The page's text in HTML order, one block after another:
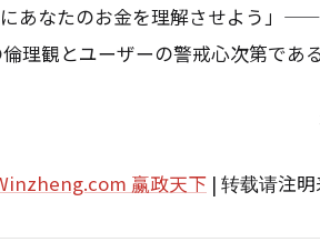
あなたのお金を理解させよう」
理観とユーザーの警戒心次第である
赢政天下 | 转载请注